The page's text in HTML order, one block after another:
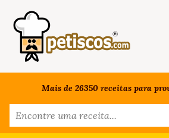
Mais de 26350 receitas para